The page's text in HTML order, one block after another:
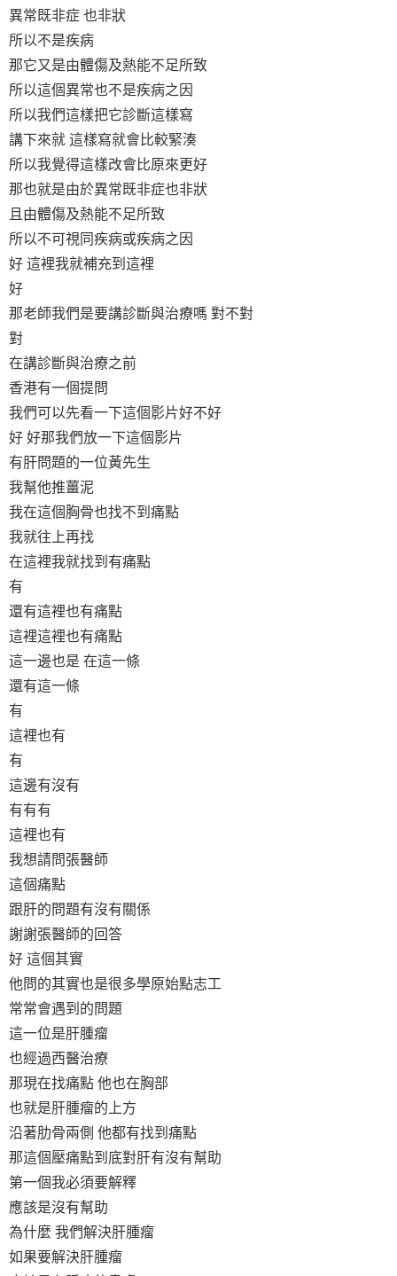
異常既非症 也非狀
所以不是疾病
那它又是由體傷及熱能不足所致
所以這個異常也不是疾病之因
所以我們這樣把它診斷這樣寫
講下來就 這樣寫就會比較緊湊
所以我覺得這樣改會比原來更好
那也就是由於異常既非症也非狀
且由體傷及熱能不足所致
所以不可視同疾病或疾病之因
好 這裡我就補充到這裡
好
那老師我們是要講診斷與治療嗎 對不對
對
在講診斷與治療之前
香港有一個提問
我們可以先看一下這個影片好不好
好 好那我們放一下這個影片
有肝問題的一位黃先生
我幫他推薑泥
我在這個胸骨也找不到痛點
我就往上再找
在這裡我就找到有痛點
有
還有這裡也有痛點
這裡這裡也有痛點
這一邊也是 在這一條
還有這一條
有
這裡也有
有
這邊有沒有
有有有
這裡也有
我想請問張醫師
這個痛點
跟肝的問題有沒有關係
謝謝張醫師的回答
好 這個其實
他問的其實也是很多學原始點志工
常常會遇到的問題
這一位是肝腫瘤
也經過西醫治療
那現在找痛點 他也在胸部
也就是肝腫瘤的上方
沿著肋骨兩側 他都有找到痛點
那這個壓痛點到底對肝有沒有幫助
第一個我必須要解釋
應該是沒有幫助
為什麼 我們解決肝腫瘤
如果要解決肝腫瘤